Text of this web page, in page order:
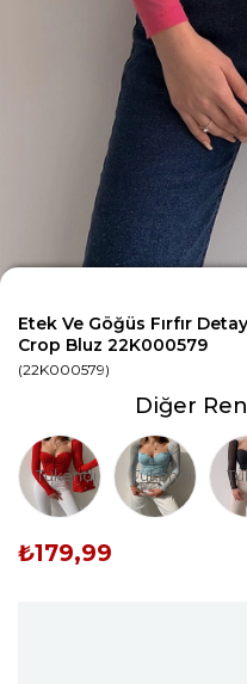
Etek Ve Göğüs Fırfır
Crop Bluz 22K000579
(22K000579)
Diğer
Tükendi Tükendi
₺179,99